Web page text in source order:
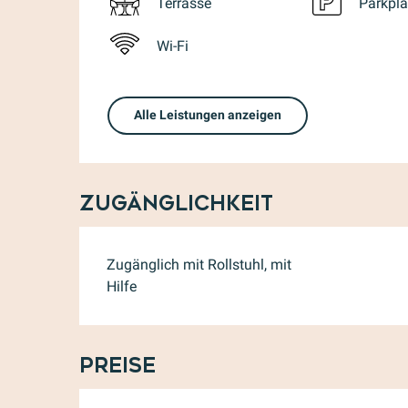
Wi-Fi
Alle Leistungen anzeigen
Zugänglichkeit
Zugänglich mit Rollstuhl, mit
Hilfe
Preise